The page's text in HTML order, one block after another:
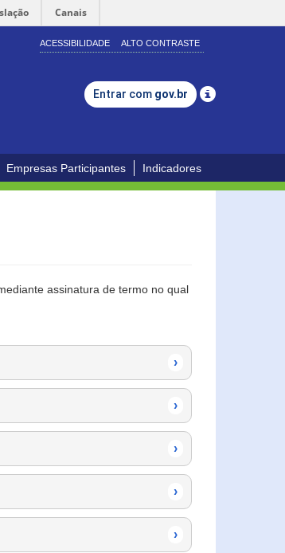
Canais
ACESSIBILIDADE ALTO CONTRASTE
Entrar com gov.br
Empresas Participantes Indicadores
assinatura de termo no qual
›
›
›
›
›